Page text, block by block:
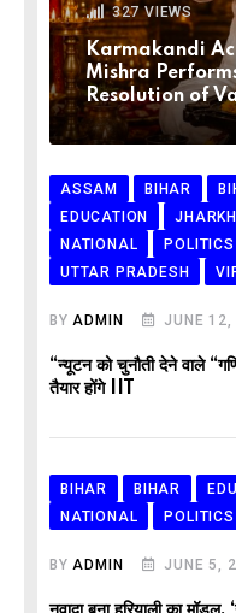
327VIEWS
Karmakandi
Mishra
Resolution of
ASSAM BIHAR
EDUCATION
NATIONAL
POLITICS
UTTAR PRADESH
BYADMIN JUNE 12,
“न्यूटन को चुनौती देने वाले
तैयार होंगे IIT
BIHAR BIHAR
NATIONAL
POLITICS
BYADMIN JUNE 5,